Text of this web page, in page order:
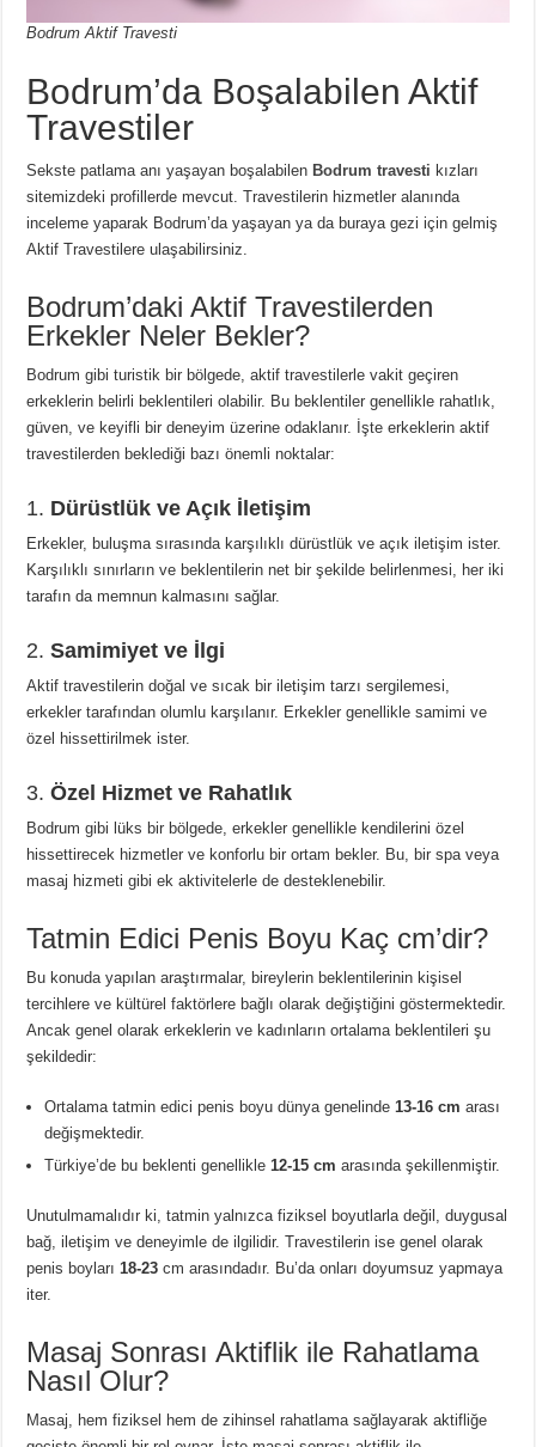
Bodrum Aktif Travesti
Bodrum’da Boşalabilen Aktif
Travestiler
Sekste patlama anı yaşayan boşalabilenBodrum travesti kızları
sitemizdeki profillerde mevcut. Travestilerin hizmetler alanında
inceleme yaparak Bodrum’da yaşayan ya da buraya gezi için gelmiş
Aktif Travestilere ulaşabilirsiniz.
Bodrum’daki Aktif Travestilerden
Erkekler Neler Bekler?
Bodrum gibi turistik bir bölgede, aktif travestilerle vakit geçiren
erkeklerin belirli beklentileri olabilir. Bu beklentiler genellikle rahatlık,
güven, ve keyifli bir deneyim üzerine odaklanır. İşte erkeklerin aktif
travestilerden beklediği bazı önemli noktalar:
1. Dürüstlük ve Açık İletişim
Erkekler, buluşma sırasında karşılıklı dürüstlük ve açık iletişim ister.
Karşılıklı sınırların ve beklentilerin net bir şekilde belirlenmesi, her iki
tarafın da memnun kalmasını sağlar.
2.Samimiyet ve İlgi
Aktif travestilerin doğal ve sıcak bir iletişim tarzı sergilemesi,
erkekler tarafından olumlu karşılanır. Erkekler genellikle samimi ve
özel hissettirilmek ister.
3.Özel Hizmet ve Rahatlık
Bodrum gibi lüks bir bölgede, erkekler genellikle kendilerini özel
hissettirecek hizmetler ve konforlu bir ortam bekler. Bu, bir spa veya
masaj hizmeti gibi ek aktivitelerle de desteklenebilir.
Tatmin Edici Penis Boyu Kaç cm’dir?
Bu konuda yapılan araştırmalar, bireylerin beklentilerinin kişisel
tercihlere ve kültürel faktörlere bağlı olarak değiştiğini göstermektedir.
Ancak genel olarak erkeklerin ve kadınların ortalama beklentileri şu
şekildedir:
Ortalama tatmin edici penis boyu dünya genelinde 13-16 cm arası
değişmektedir.
Türkiye’de bu beklenti genellikle 12-15 cm arasında şekillenmiştir.
Unutulmamalıdır ki, tatmin yalnızca fiziksel boyutlarla değil, duygusal
bağ, iletişim ve deneyimle de ilgilidir. Travestilerin ise genel olarak
penis boyları 18-23 cm arasındadır. Bu’da onları doyumsuz yapmaya
iter.
Masaj Sonrası Aktiflik ile Rahatlama
Nasıl Olur?
Masaj, hem fiziksel hem de zihinsel rahatlama sağlayarak aktifliğe